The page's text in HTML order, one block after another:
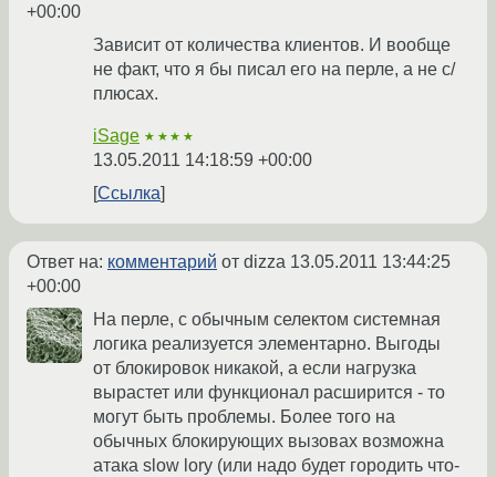
+00:00
Зависит от количества клиентов. И вообще
не факт, что я бы писал его на перле, а не c/
плюсах.
iSage ★★★★
13.05.2011 14:18:59 +00:00
Ссылка
Ответ на: комментарий от dizza 13.05.2011 13:44:25
+00:00
На перле, с обычным селектом системная
логика реализуется элементарно. Выгоды
от блокировок никакой, а если нагрузка
вырастет или функционал расширится - то
могут быть проблемы. Более того на
обычных блокирующих вызовах возможна
атака slow lory (или надо будет городить что-